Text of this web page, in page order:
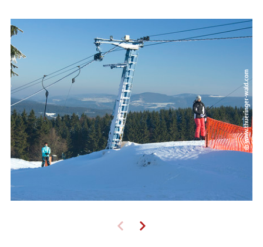
© www.thueringer-wald.com